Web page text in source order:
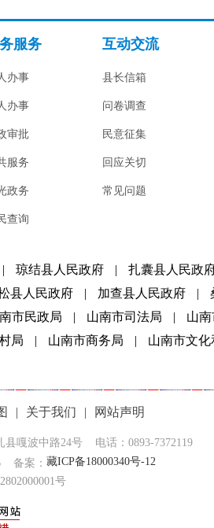
服务
办事
办事
审批
服务
政务
查询
互动交流
县长信箱
问卷调查
民意征集
回应关切
常见问题
| 琼结县人民政府 | 扎囊县人民政
县人民政府 | 加查县人民政府 |
市民政局 | 山南市司法局 | 山
局 | 山南市商务局 | 山南市文化
| 关于我们 | 网站声明
嘎波中路24号 电话：0893-7372119
备案： 藏ICP备18000340号-12
号